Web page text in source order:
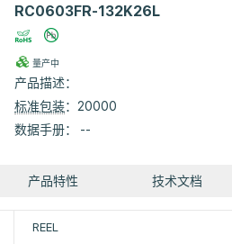
RC0603FR-132K26L
量产中
产品描述：
标准包装：20000
数据手册： --
产品特性 技术文档
REEL